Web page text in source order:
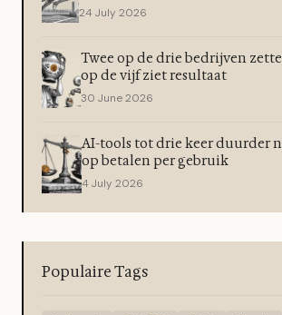
24 July 2026
Twee op de drie bedrijven
op de vijf ziet resultaat
30 June 2026
AI-tools tot drie keer duurder
op betalen per gebruik
4 July 2026
Populaire Tags